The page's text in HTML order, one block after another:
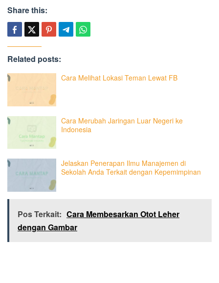
Share this:
Related posts:
Cara Melihat Lokasi Teman Lewat FB
Cara Merubah Jaringan Luar Negeri ke
Indonesia
Jelaskan Penerapan Ilmu Manajemen di
Sekolah Anda Terkait dengan Kepemimpinan
Pos Terkait: Cara Membesarkan Otot Leher
dengan Gambar